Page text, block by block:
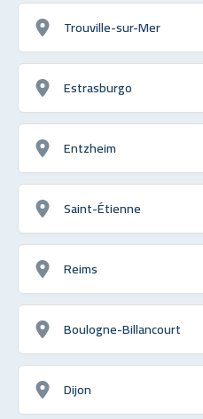
Trouville-sur-Mer
Estrasburgo
Entzheim
Saint-Étienne
Reims
Boulogne-Billancourt
Dijon